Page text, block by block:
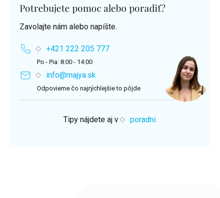
Potrebujete pomoc alebo poradiť?
Zavolajte nám alebo napíšte.
+421 222 205 777
Po - Pia: 8:00 - 14:00
info@majya.sk
Odpovieme čo najrýchlejšie to pôjde
Tipy nájdete aj v poradni.